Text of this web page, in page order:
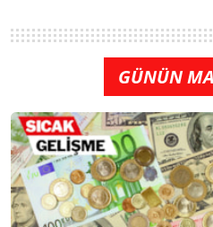
GÜNÜN